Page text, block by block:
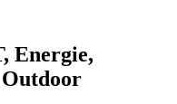
Energie,